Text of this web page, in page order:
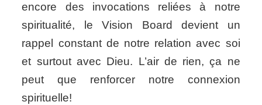
encore des invocations reliées à notre
spiritualité, le Vision Board devient un
rappel constant de notre relation avec soi
et surtout avec Dieu. L’air de rien, ça ne
peut que renforcer notre connexion
spirituelle!